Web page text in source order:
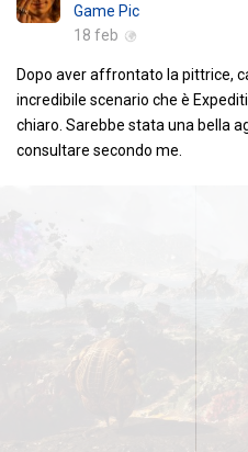
Game Pic
18 feb
Dopo aver affrontato la pittrice,
incredibile scenario che è
chiaro. Sarebbe stata una bella
consultare secondo me.